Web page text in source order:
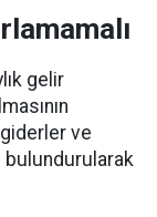
gelir
ve